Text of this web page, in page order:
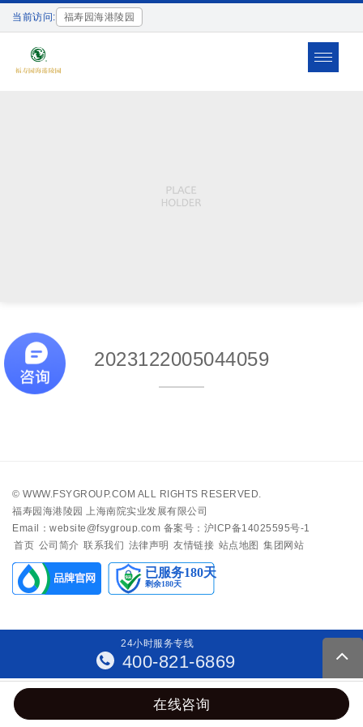
当前访问: 福寿园海港陵园
Toggle
2023122005044059
© WWW.FSYGROUP.COM ALL RIGHTS RESERVED.
福寿园海港陵园 上海南院实业发展有限公司
Email：website@fsygroup.com 备案号：沪ICP备14025595号-1
首页 公司简介 联系我们 法律声明 友情链接 站点地图 集团网站
24小时服务专线
400-821-6869
在线咨询